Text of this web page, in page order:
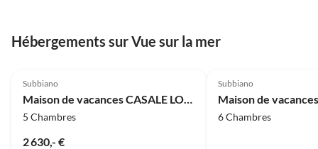
hingegen war mir zu
malerische Gegend. Ich
komme definitiv
wieder!!!!!
Hébergements sur Vue sur la mer
Subbiano
5 Chambres
2 630,- €
Subbiano
Maison de
6 Chambres